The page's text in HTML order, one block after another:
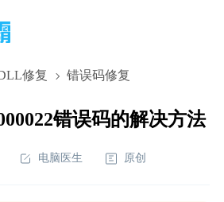
修复 错误码修复
错误码的解决方法
电脑医生 原创